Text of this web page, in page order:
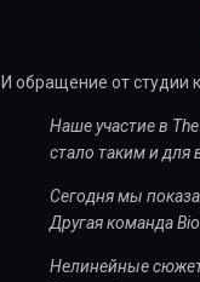
И обращение от студии
Наше участие в
стало таким и для
Сегодня мы
Другая команда
Нелинейные